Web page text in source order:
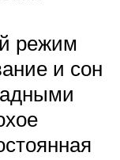
режим
и сон